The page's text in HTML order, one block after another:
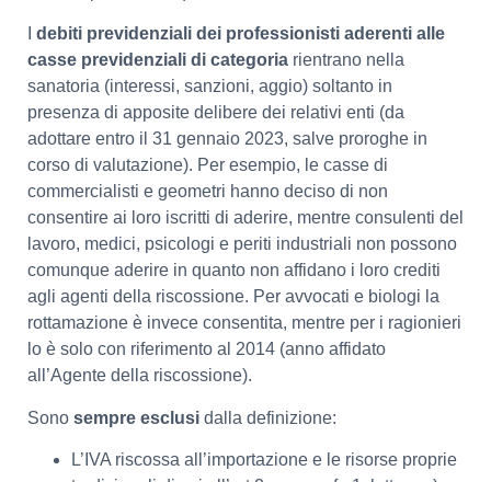
debiti previdenziali dei professionisti aderenti alle
casse previdenziali di categoria rientrano nella
sanatoria (interessi, sanzioni, aggio) soltanto in
presenza di apposite delibere dei relativi enti (da
adottare entro il 31 gennaio 2023, salve proroghe in
corso di valutazione). Per esempio, le casse di
commercialisti e geometri hanno deciso di non
consentire ai loro iscritti di aderire, mentre consulenti del
lavoro, medici, psicologi e periti industriali non possono
comunque aderire in quanto non affidano i loro crediti
agli agenti della riscossione. Per avvocati e biologi la
rottamazione è invece consentita, mentre per i ragionieri
lo è solo con riferimento al 2014 (anno affidato
all’Agente della riscossione).
Sono sempre esclusi dalla definizione:
L’IVA riscossa all’importazione e le risorse proprie